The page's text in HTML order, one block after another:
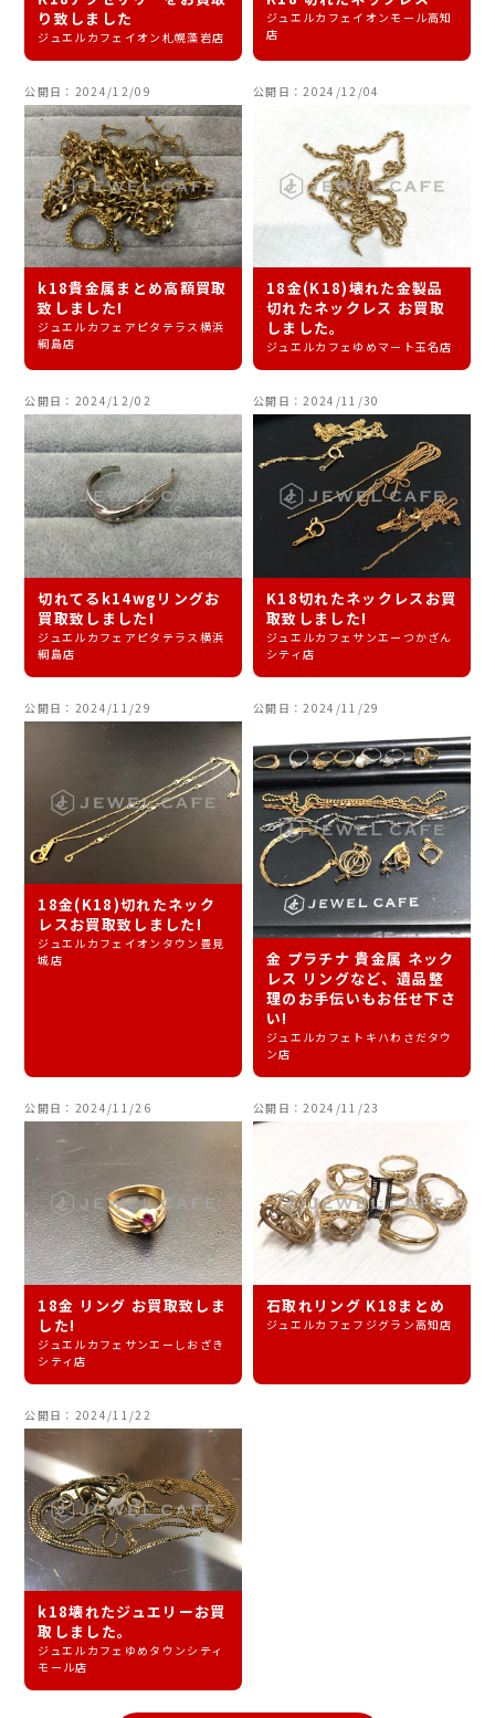
り致しました
ジュエルカフェイオン札幌藻岩店
ジュエルカフェイオンモール高知
店
公開日：2024/12/09
k18貴金属まとめ高額買取
致しました!
ジュエルカフェアピタテラス横浜
綱島店
公開日：2024/12/04
18金(K18)壊れた金製品
切れたネックレス お買取
しました。
ジュエルカフェゆめマート玉名店
公開日：2024/12/02
切れてるk14wgリングお
買取致しました!
ジュエルカフェアピタテラス横浜
綱島店
公開日：2024/11/30
K18切れたネックレスお買
取致しました!
ジュエルカフェサンエーつかざん
シティ店
公開日：2024/11/29
18金(K18)切れたネック
レスお買取致しました!
ジュエルカフェイオンタウン豊見
城店
公開日：2024/11/29
金 プラチナ 貴金属 ネック
レス リングなど、遺品整
理のお手伝いもお任せ下さ
い!
ジュエルカフェトキハわさだタウ
ン店
公開日：2024/11/26
18金 リング お買取致しま
した!
ジュエルカフェサンエーしおざき
シティ店
公開日：2024/11/23
石取れリング K18まとめ
ジュエルカフェフジグラン高知店
公開日：2024/11/22
k18壊れたジュエリーお買
取しました。
ジュエルカフェゆめタウンシティ
モール店